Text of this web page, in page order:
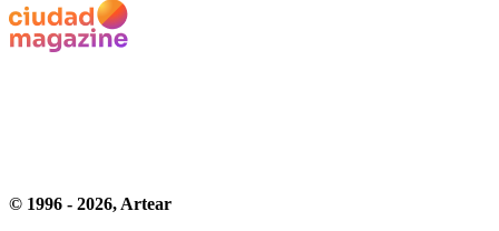
© 1996 - 2026, Artear